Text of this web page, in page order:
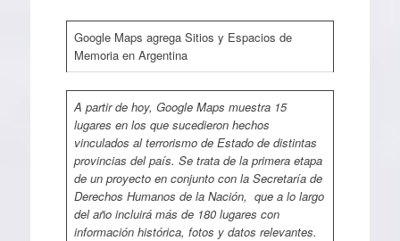
Google Maps agrega Sitios y Espacios de
Memoria en Argentina
A partir de hoy, Google Maps muestra 15
lugares en los que sucedieron hechos
vinculados al terrorismo de Estado de distintas
provincias del país. Se trata de la primera etapa
de un proyecto en conjunto con la Secretaría de
Derechos Humanos de la Nación, que a lo largo
del año incluirá más de 180 lugares con
información histórica, fotos y datos relevantes.